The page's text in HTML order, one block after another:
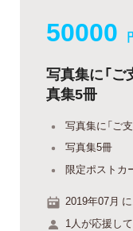
50000
写真集に「
真集5冊
写真集に「ご
写真集5冊
限定ポストカ
2019年07月
1人が応援して